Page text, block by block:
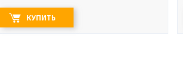
КУПИТЬ